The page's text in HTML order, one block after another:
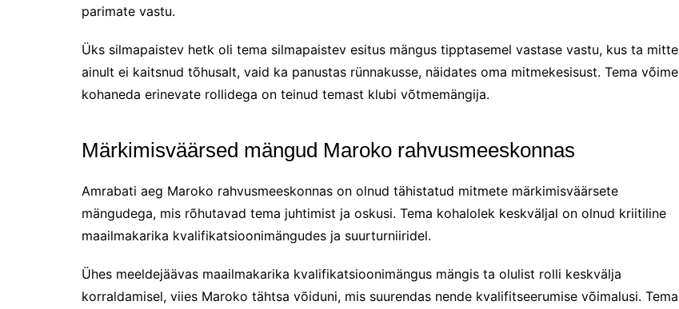
parimate vastu.
Üks silmapaistev hetk oli tema silmapaistev esitus mängus tipptasemel vastase vastu, kus ta mitte
ainult ei kaitsnud tõhusalt, vaid ka panustas rünnakusse, näidates oma mitmekesisust. Tema võime
kohaneda erinevate rollidega on teinud temast klubi võtmemängija.
Märkimisväärsed mängud Maroko rahvusmeeskonnas
Amrabati aeg Maroko rahvusmeeskonnas on olnud tähistatud mitmete märkimisväärsete
mängudega, mis rõhutavad tema juhtimist ja oskusi. Tema kohalolek keskväljal on olnud kriitiline
maailmakarika kvalifikatsioonimängudes ja suurturniiridel.
Ühes meeldejäävas maailmakarika kvalifikatsioonimängus mängis ta olulist rolli keskvälja
korraldamisel, viies Maroko tähtsa võiduni, mis suurendas nende kvalifitseerumise võimalusi. Tema